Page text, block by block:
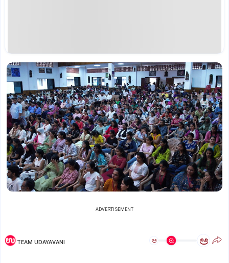
ADVERTISEMENT
TEAM UDAYAVANI ಅ ಅ